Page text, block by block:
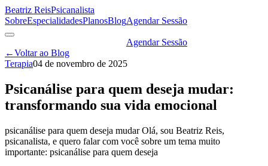
Beatriz ReisPsicanalista
SobreEspecialidadesPlanosBlogAgendar Sessão
Agendar Sessão
←Voltar ao Blog
Terapia04 de novembro de 2025
Psicanálise para quem deseja mudar:
transformando sua vida emocional
psicanálise para quem deseja mudar Olá, sou Beatriz Reis,
psicanalista, e quero falar com você sobre um tema muito
importante: psicanálise para quem deseja